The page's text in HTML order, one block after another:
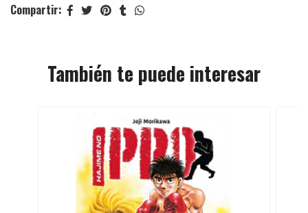
Compartir:
También te puede interesar